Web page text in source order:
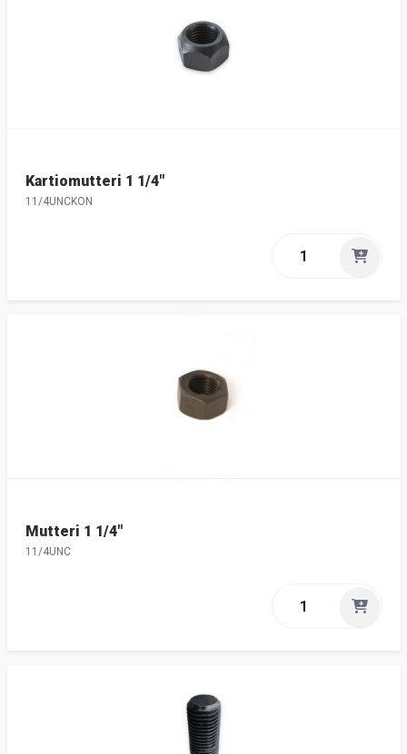
Kartiomutteri 1 1/4"
11/4UNCKON
Mutteri 1 1/4"
11/4UNC